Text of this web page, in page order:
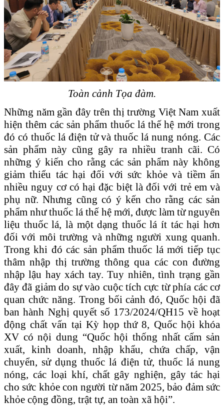
Toàn cảnh Tọa đàm.
Những năm gần đây trên thị trường Việt Nam xuất
hiện thêm các sản phẩm thuốc lá thế hệ mới trong
đó có thuốc lá điện tử và thuốc lá nung nóng. Các
sản phẩm này cũng gây ra nhiều tranh cãi. Có
những ý kiến cho rằng các sản phẩm này không
giảm thiểu tác hại đối với sức khỏe và tiềm ẩn
nhiều nguy cơ có hại đặc biệt là đối với trẻ em và
phụ nữ. Nhưng cũng có ý kến cho rằng các sản
phẩm như thuốc lá thế hệ mới, được làm từ nguyên
liệu thuốc lá, là một dạng thuốc lá ít tác hại hơn
đối với môi trường và những người xung quanh.
Trong khi đó các sản phẩm thuốc lá mới tiếp tục
thâm nhập thị trường thông qua các con đường
nhập lậu hay xách tay. Tuy nhiên, tình trạng gần
đây đã giảm do sự vào cuộc tích cực từ phía các cơ
quan chức năng. Trong bối cảnh đó, Quốc hội đã
ban hành Nghị quyết số 173/2024/QH15 về hoạt
động chất vấn tại Kỳ họp thứ 8, Quốc hội khóa
XV có nội dung “Quốchội thống nhất cấm sản
xuất, kinh doanh, nhập khẩu, chứa chấp, vận
chuyển, sử dụng thuốc lá điện tử, thuốc lá nung
nóng, các loại khí, chất gây nghiện, gây tác hại
cho sức khỏe con người từ năm 2025, bảo đảm sức
khỏe cộng đồng, trật tự, an toàn xã hội”.